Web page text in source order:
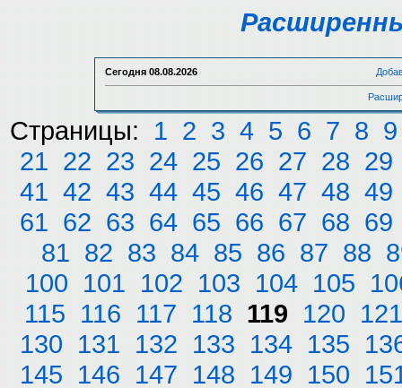
Сегодня 08.08.2026
Страницы: 1 2 3 4 5 6 7 8 9
21 22 23 24 25 26 27 28 29
41 42 43 44 45 46 47 48 49
61 62 63 64 65 66 67 68 69
81 82 83 84 85 86 87 88
100 101 102 103 104 105
115 116 117 118 119 120 121
130 131 132 133 134 135
145 146 147 148 149 150